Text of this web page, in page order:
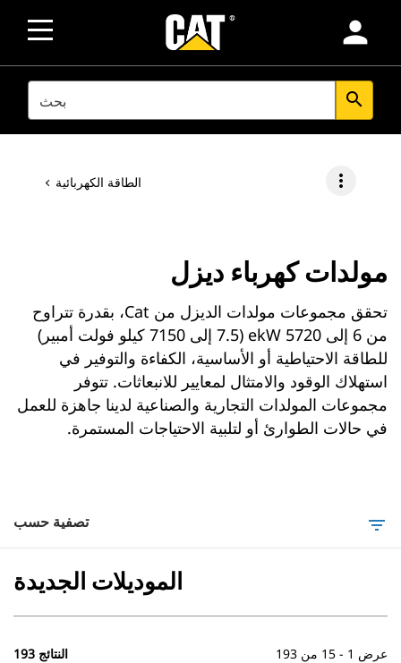
person
SEARCH search
الطاقة الكهربائية more_vert
مولدات كهرباء ديزل
تحقق مجموعات مولدات الديزل من Cat، بقدرة تتراوح
من 6 إلى 5720 ekW (7.5 إلى 7150 كيلو فولت أمبير)
للطاقة الاحتياطية أو الأساسية، الكفاءة والتوفير في
استهلاك الوقود والامتثال لمعايير للانبعاثات. تتوفر
مجموعات المولدات التجارية والصناعية لدينا جاهزة للعمل
في حالات الطوارئ أو لتلبية الاحتياجات المستمرة.
تصفية حسب filter_list
الموديلات الجديدة
193 النتائج عرض 1 - 15 من 193